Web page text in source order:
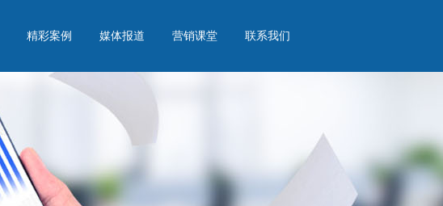
精彩案例 媒体报道 营销课堂 联系我们